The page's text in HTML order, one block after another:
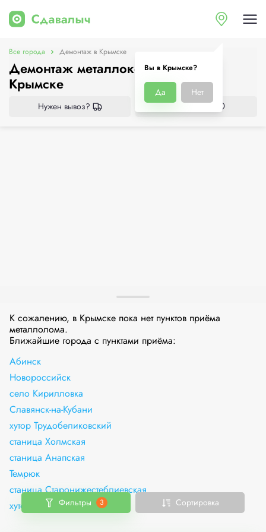
Вы в Крымске?
Да Нет
Все города Демонтаж в Крымске
Демонтаж металлоконструкций в
Крымске
Нужен вывоз? Все приёмки
К сожалению, в Крымске пока нет пунктов приёма
металлолома.
Ближайшие города с пунктами приёма:
Абинск
Новороссийск
село Кирилловка
Славянск-на-Кубани
хутор Трудобеликовский
станица Холмская
станица Анапская
Темрюк
станица Старонижестеблиевская
хутор Воскресенский
Фильтры 3 Сортировка